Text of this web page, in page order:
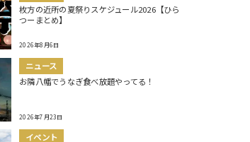
枚方の近所の夏祭りスケジュール2026【ひら
つーまとめ】
2026年8月6日
ニュース
お隣八幡でうなぎ食べ放題やってる！
2026年7月23日
イベント